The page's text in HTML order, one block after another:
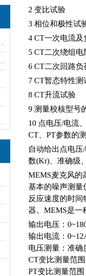
2 变比试验
3 相位和极性试
4 CT一次电流
5 CT二次绕组电
6 CT二次回路负
7 CT暂态特性测
8 CT升流试验
9 测量校核型号
10 点电压/电流
CT、PT参数的
自动给出点电压
数(Kr)、准确级
MEMS麦克风的
基本的噪声测量
反应速度的时
器。MEMS是一
输出电压：
输出电流：
电压测量：准确
CT变比测量范
PT变比测量范围